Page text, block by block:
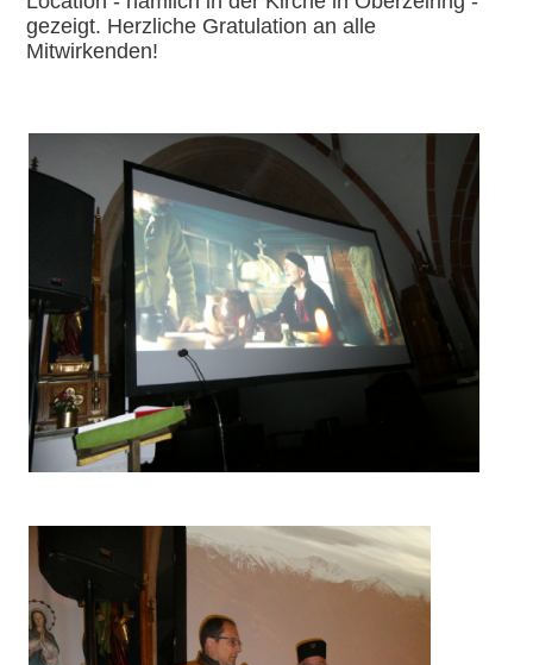
gezeigt. Herzliche Gratulation an alle
Mitwirkenden!